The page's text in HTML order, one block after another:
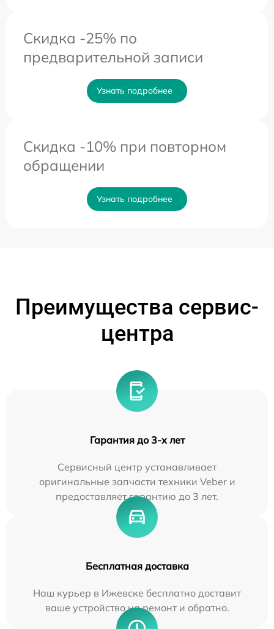
Скидка -25% по
предварительной записи
Узнать подробнее
Скидка -10% при повторном
обращении
Узнать подробнее
Преимущества сервис-
центра
Гарантия до 3-х лет
Сервисный центр устанавливает
оригинальные запчасти техники Veber и
предоставляет гарантию до 3 лет.
Бесплатная доставка
Наш курьер в Ижевске бесплатно доставит
ваше устройство на ремонт и обратно.